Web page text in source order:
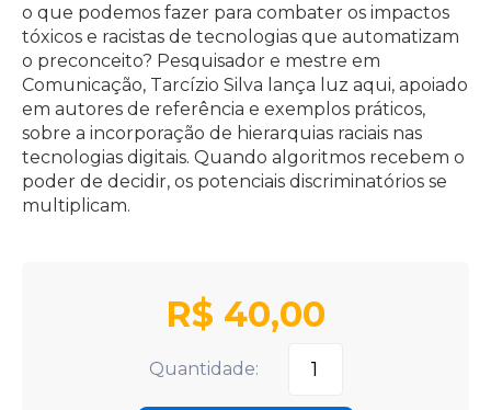
o que podemos fazer para combater os impactos
tóxicos e racistas de tecnologias que automatizam
o preconceito? Pesquisador e mestre em
Comunicação, Tarcízio Silva lança luz aqui, apoiado
em autores de referência e exemplos práticos,
sobre a incorporação de hierarquias raciais nas
tecnologias digitais. Quando algoritmos recebem o
poder de decidir, os potenciais discriminatórios se
multiplicam.
R$ 40,00
Quantidade: